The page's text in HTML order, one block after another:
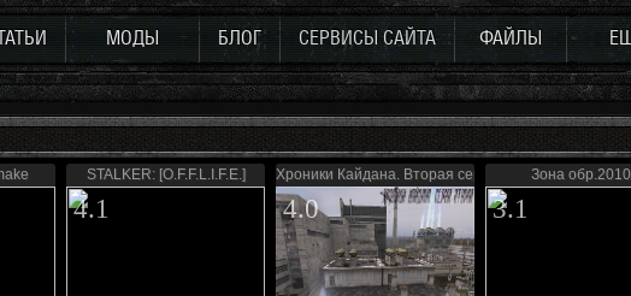
МОДЫ БЛОГ СЕРВИСЫ САЙТА ФАЙЛЫ
STALKER: [O.F.F.L.I.F.E.]
4.1
Хроники Кайдана. Вторая серия
4.0
Зона
3.1